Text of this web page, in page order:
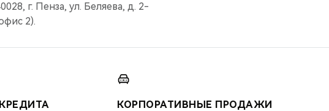
г. Пенза, ул. Беляева, д. 2-
2).
КОРПОРАТИВНЫЕ ПРОДАЖИ